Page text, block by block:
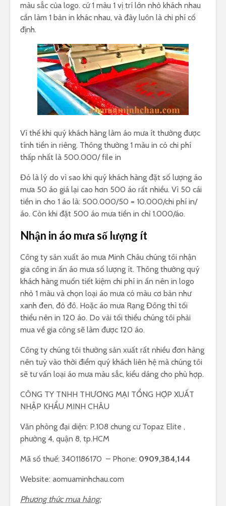
màu sắc của logo. cứ 1 màu 1 vị trí lớn nhỏ khách nhau
cần làm 1 bản in khác nhau, và đây luôn là chi phí cố
định.
Vì thế khi quý khách hàng làm áo mưa ít thường được
tính tiền in riêng. Thông thường 1 màu in có chi phí
thấp nhất là 500.000/ file in
Đó là lý do vì sao khi quý khách hàng đặt số lượng áo
mưa 50 áo giá lại cao hơn 500 áo rất nhiều. Vì 50 cái
tiền in cho 1 áo là: 500.000/50 = 10.000/chi phí in/
áo. Còn khi đặt 500 áo mưa tiền in chỉ 1.000/áo.
Nhận in áo mưa số lượng ít
Công ty sản xuất áo mưa Minh Châu chúng tôi nhận
gia công in ấn áo mưa số lượng ít. Thông thường quý
khách hàng muốn tiết kiệm chi phí in ấn nên in logo
nhỏ 1 màu và chọn loại áo mưa có màu cơ bản như
xanh đen, đỏ đô. Hoặc áo mưa Rạng Đông thì tối
thiểu nên in 120 áo. Do vải tối thiểu chúng tôi phải
mua về gia công sẽ làm được 120 áo.
Công ty chúng tôi thường sản xuất rất nhiều đơn hàng
nên tuỳ vào thời điểm quý khách liên hệ mà chúng tôi
sẽ tư vấn loại áo mưa màu sắc, kiểu dáng cho phù hợp.
CÔNG TY TNHH THƯƠNG MẠI TỔNG HỢP XUẤT
NHẬP KHẨU MINH CHÂU
Văn phòng đại diện: P.108 chung cư Topaz Elite ,
phường 4, quận 8, tp.HCM
Mã số thuế: 3401186170 – Phone: 0909,384,144
Website: aomuaminhchau.com
Phương thức mua hàng: